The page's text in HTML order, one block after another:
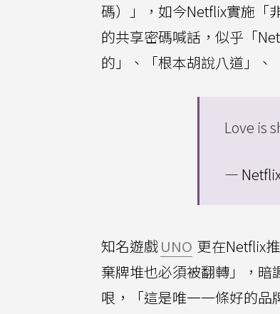
碼）」，如今Netflix實施「
的共享密碼喊話，似乎「
的」、「根本胡說八道」、
Love is
—
知名遊戲UNO 更在Netflix
棄牌堆也必須被翻轉」，暗
哏，「這是唯一一條好的品